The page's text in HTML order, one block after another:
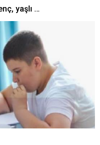
yaşlı …